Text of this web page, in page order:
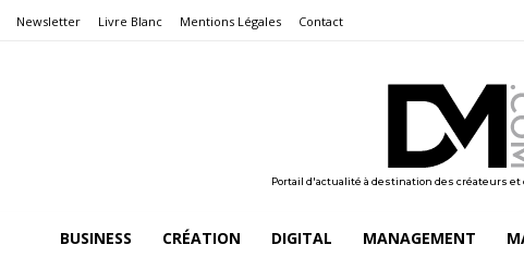
Newsletter Livre Blanc Mentions Légales Contact
Portail d'actualité à destination des créateurs
BUSINESS CRÉATION DIGITAL MANAGEMENT